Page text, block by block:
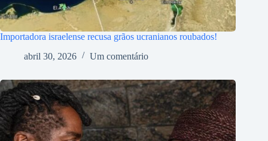
Importadora israelense recusa grãos ucranianos roubados!
abril 30, 2026
Um comentário